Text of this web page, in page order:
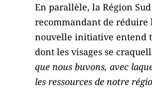
En parallèle, la Région
recommandant de réduire
nouvelle initiative entend
dont les visages se
que nous buvons, avec
les ressources de notre